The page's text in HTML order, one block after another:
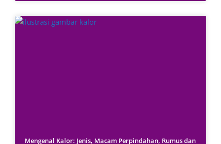
Mengenal Kalor: Jenis, Macam Perpindahan, Rumus dan